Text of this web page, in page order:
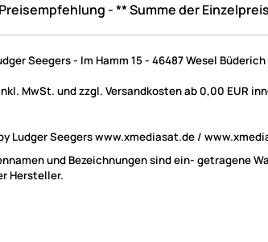
- ** Summe der
Seegers - Im Hamm 15 - 46487 Wesel Büderich
MwSt. und zzgl. Versandkosten ab 0,00 EUR
Ludger Seegers www.xmediasat.de /
und Bezeichnungen sind ein- getragene
Hersteller.